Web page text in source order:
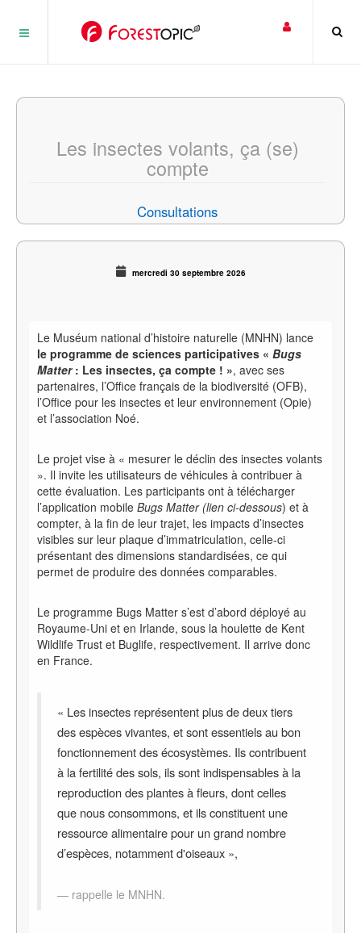
Les insectes volants, ça (se)
compte
Consultations
mercredi 30 septembre 2026
Le Muséum national d’histoire naturelle (MNHN) lance
le programme de sciences participatives « Bugs
Matter: Les insectes, ça compte ! », avec ses
partenaires, l’Office français de la biodiversité (OFB),
l’Office pour les insectes et leur environnement (Opie)
et l’association Noé.
Le projet vise à « mesurer le déclin des insectes volants
». Il invite les utilisateurs de véhicules à contribuer à
cette évaluation. Les participants ont à télécharger
l’application mobile Bugs Matter (lien ci-dessous) et à
compter, à la fin de leur trajet, les impacts d’insectes
visibles sur leur plaque d’immatriculation, celle-ci
présentant des dimensions standardisées, ce qui
permet de produire des données comparables.
Le programme Bugs Matter s’est d’abord déployé au
Royaume-Uni et en Irlande, sous la houlette de Kent
Wildlife Trust et Buglife, respectivement. Il arrive donc
en France.
« Les insectes représentent plus de deux tiers
des espèces vivantes, et sont essentiels au bon
fonctionnement des écosystèmes. Ils contribuent
à la fertilité des sols, ils sont indispensables à la
reproduction des plantes à fleurs, dont celles
que nous consommons, et ils constituent une
ressource alimentaire pour un grand nombre
d’espèces, notamment d'oiseaux »,
rappelle le MNHN.